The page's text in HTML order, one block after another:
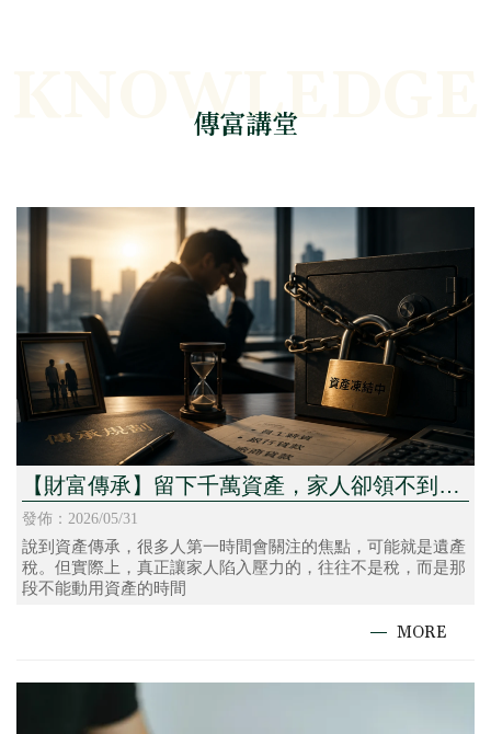
傳富講堂
【財富傳承】留下千萬資產，家人卻領不到
錢？多數人忽略的傳承風險
發佈：2026/05/31
說到資產傳承，很多人第一時間會關注的焦點，可能就是遺產
稅。但實際上，真正讓家人陷入壓力的，往往不是稅，而是那
段不能動用資產的時間